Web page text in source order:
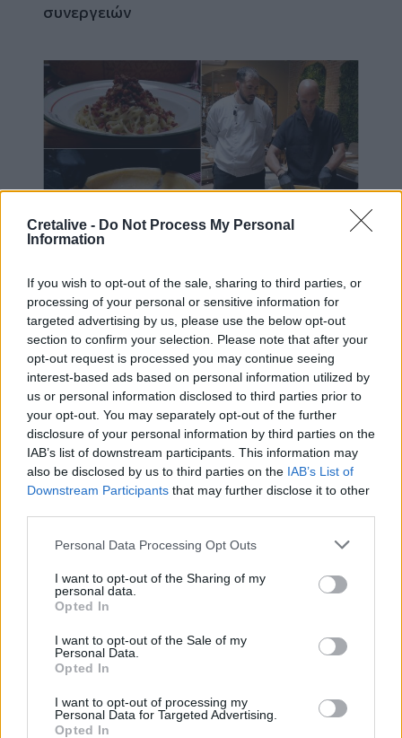
Cretalive - Do Not Process My Personal
Information
If you wish to opt-out of the sale, sharing to third parties, or
processing of your personal or sensitive information for
targeted advertising by us, please use the below opt-out
section to confirm your selection. Please note that after your
opt-out request is processed you may continue seeing
interest-based ads based on personal information utilized by
us or personal information disclosed to third parties prior to
your opt-out. You may separately opt-out of the further
disclosure of your personal information by third parties on the
IAB’s list of downstream participants. This information may
also be disclosed by us to third parties on the IAB’s List of
Downstream Participants that may further disclose it to other
Personal Data Processing Opt Outs
I want to opt-out of the Sharing of my
personal data.
Opted In
I want to opt-out of the Sale of my
Personal Data.
Opted In
I want to opt-out of processing my
Personal Data for Targeted Advertising.
Opted In
συνεργειών
Via Pastarella: Η καρμπονάρα που κλέβει
την παράσταση (βίντεο)
Caravel: Η νέα πολυτέλεια βρίσκεται στις
εμπειρίες που αξίζουν